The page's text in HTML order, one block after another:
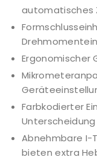
automatisches
Ergonomischer
Farbkodierter
Abnehmbare I-
bieten extra